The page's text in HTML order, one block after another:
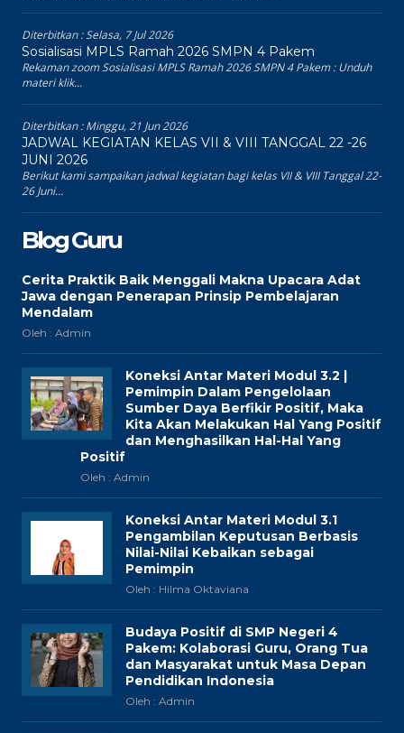
Diterbitkan :Selasa, 7 Jul 2026
Sosialisasi MPLS Ramah 2026 SMPN 4 Pakem
Rekaman zoom Sosialisasi MPLS Ramah 2026 SMPN 4 Pakem : Unduh
materi klik...
Diterbitkan :Minggu, 21 Jun 2026
JADWAL KEGIATAN KELAS VII & VIII TANGGAL 22 -26
JUNI 2026
Berikut kami sampaikan jadwal kegiatan bagi kelas VII & VIII Tanggal 22-
26 Juni...
Blog Guru
Cerita Praktik Baik Menggali Makna Upacara Adat
Jawa dengan Penerapan Prinsip Pembelajaran
Mendalam
Oleh : Admin
Koneksi Antar Materi Modul 3.2 |
Pemimpin Dalam Pengelolaan
Sumber Daya Berfikir Positif, Maka
Kita Akan Melakukan Hal Yang Positif
dan Menghasilkan Hal-Hal Yang
Positif
Oleh : Admin
Koneksi Antar Materi Modul 3.1
Pengambilan Keputusan Berbasis
Nilai-Nilai Kebaikan sebagai
Pemimpin
Oleh : Hilma Oktaviana
Budaya Positif di SMP Negeri 4
Pakem: Kolaborasi Guru, Orang Tua
dan Masyarakat untuk Masa Depan
Pendidikan Indonesia
Oleh : Admin